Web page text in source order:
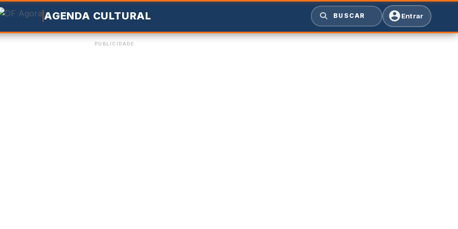
AGENDA CULTURAL BUSCAR Entrar
PUBLICIDADE